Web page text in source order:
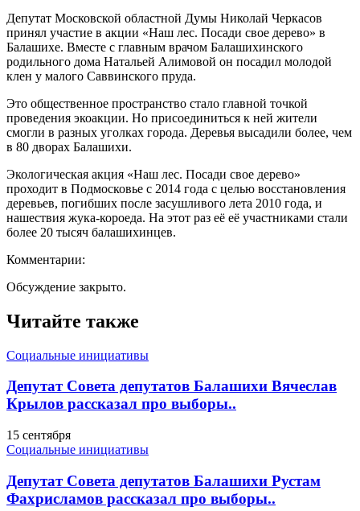
Депутат Московской областной Думы Николай Черкасов
принял участие в акции «Наш лес. Посади свое дерево» в
Балашихе. Вместе с главным врачом Балашихинского
родильного дома Натальей Алимовой он посадил молодой
клен у малого Саввинского пруда.
Это общественное пространство стало главной точкой
проведения экоакции. Но присоединиться к ней жители
смогли в разных уголках города. Деревья высадили более, чем
в 80 дворах Балашихи.
Экологическая акция «Наш лес. Посади свое дерево»
проходит в Подмосковье с 2014 года с целью восстановления
деревьев, погибших после засушливого лета 2010 года, и
нашествия жука-короеда. На этот раз её её участниками стали
более 20 тысяч балашихинцев.
Комментарии:
Обсуждение закрыто.
Читайте также
Социальные инициативы
Депутат Совета депутатов Балашихи Вячеслав
Крылов рассказал про выборы..
15 сентября
Социальные инициативы
Депутат Совета депутатов Балашихи Рустам
Фахрисламов рассказал про выборы..